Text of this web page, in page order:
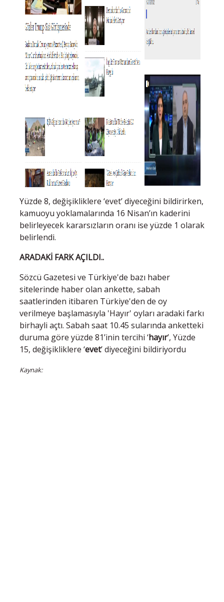
Yüzde 8, değişikliklere ‘evet’ diyeceğini bildirirken,
kamuoyu yoklamalarında 16 Nisan’ın kaderini
belirleyecek kararsızların oranı ise yüzde 1 olarak
belirlendi.
ARADAKİ FARK AÇILDI..
Sözcü Gazetesi ve Türkiye'de bazı haber
sitelerinde haber olan ankette, sabah
saatlerinden itibaren Türkiye'den de oy
verilmeye başlamasıyla 'Hayır' oyları aradaki farkı
birhayli açtı. Sabah saat 10.45 sularında anketteki
duruma göre yüzde 81’inin tercihi ‘hayır’, Yüzde
15, değişikliklere ‘evet’ diyeceğini bildiriyordu
Kaynak: